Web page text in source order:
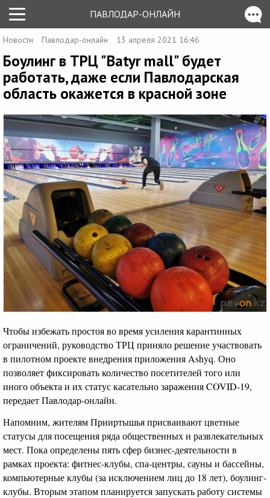
ПАВЛОДАР-ОНЛАЙН
Новости Павлодар-онлайн 13 апреля 2021 16:46
Боулинг в ТРЦ "Batyr mall" будет
работать, даже если Павлодарская
область окажется в красной зоне
Чтобы избежать простоя во время усиления карантинных
ограничений, руководство ТРЦ приняло решение участвовать
в пилотном проекте внедрения приложения Ashyq. Оно
позволяет фиксировать количество посетителей того или
иного объекта и их статус касательно заражения COVID-19,
передает Павлодар-онлайн.
Напомним, жителям Прииртышья присваивают цветные
статусы для посещения ряда общественных и развлекательных
мест. Пока определены пять сфер бизнес-деятельности в
рамках проекта: фитнес-клубы, спа-центры, сауны и бассейны,
компьютерные клубы (за исключением лиц до 18 лет), боулинг-
клубы. Вторым этапом планируется запускать работу системы